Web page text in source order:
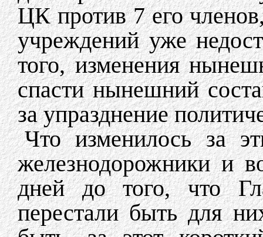
ЦК против 7 его
учреждений уже
того, изменения
спасти нынешний
за упразднение
Что изменилось за
железнодорожники и
дней до того, что
перестали быть для